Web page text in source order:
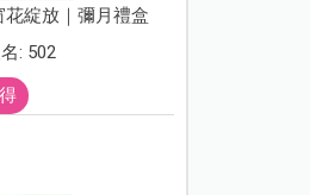
花綻放｜彌月禮盒
: 502